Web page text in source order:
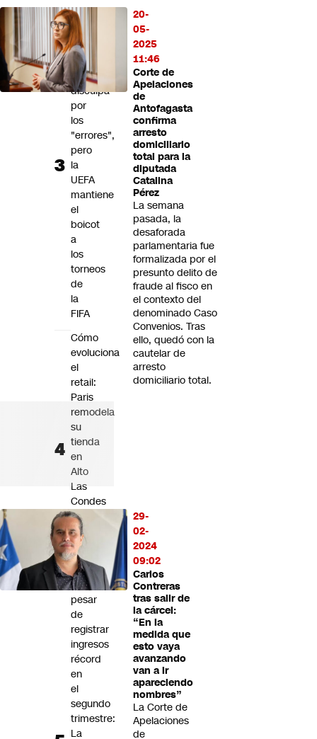
20-
05-
2025
11:46
Corte de
Apelaciones
de
Antofagasta
confirma
arresto
domiciliario
total para la
diputada
Catalina
Pérez
La semana
pasada, la
desaforada
parlamentaria fue
formalizada por el
presunto delito de
fraude al fisco en
el contexto del
denominado Caso
Convenios. Tras
ello, quedó con la
cautelar de
arresto
domiciliario total.
29-
02-
2024
09:02
Carlos
Contreras
tras salir de
la cárcel:
“En la
medida que
esto vaya
avanzando
van a ir
apareciendo
nombres”
La Corte de
Apelaciones
de
Sigue
la
disputa:
Infantino
se
disculpa
por
los
"errores",
pero
la
UEFA
mantiene
el
boicot
a
los
torneos
de
la
FIFA
Cómo
evoluciona
el
retail:
Paris
remodela
su
tienda
en
Alto
Las
Condes
y
suma
nuevos
servicios
A
pesar
de
registrar
ingresos
récord
en
el
segundo
trimestre:
La